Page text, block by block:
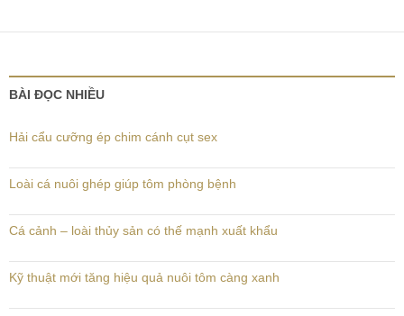
BÀI ĐỌC NHIỀU
Hải cẩu cưỡng ép chim cánh cụt sex
Loài cá nuôi ghép giúp tôm phòng bệnh
Cá cảnh – loài thủy sản có thế mạnh xuất khẩu
Kỹ thuật mới tăng hiệu quả nuôi tôm càng xanh